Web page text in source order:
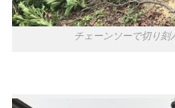
チェーンソーで切り刻